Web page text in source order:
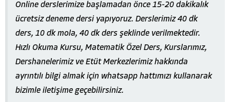
Online derslerimize başlamadan önce 15-20 dakikalık
ücretsiz deneme dersi yapıyoruz. Derslerimiz 40 dk
ders, 10 dk mola, 40 dk ders şeklinde verilmektedir.
Hızlı Okuma Kursu, Matematik Özel Ders, Kurslarımız,
Dershanelerimiz ve Etüt Merkezlerimiz hakkında
ayrıntılı bilgi almak için whatsapp hattımızı kullanarak
bizimle iletişime geçebilirsiniz.